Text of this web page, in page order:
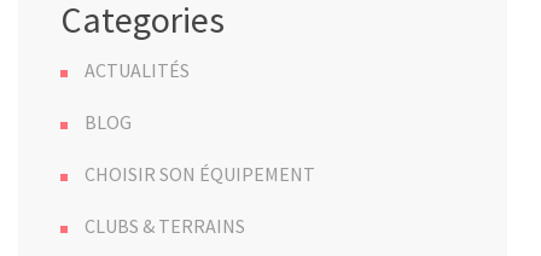
Categories
ACTUALITÉS
BLOG
CHOISIR SON ÉQUIPEMENT
CLUBS & TERRAINS